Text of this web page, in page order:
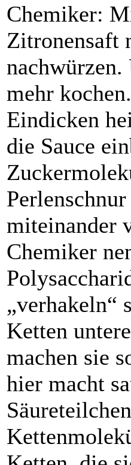
Chemiker:
Zitronensaft
mehr
Eindicken
die Sauce
miteinander
Chemiker
„verhakeln“
Ketten
machen sie
hier macht